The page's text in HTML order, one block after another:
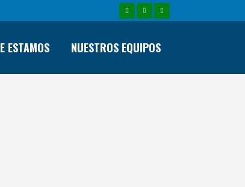
ESTAMOS NUESTROS EQUIPOS